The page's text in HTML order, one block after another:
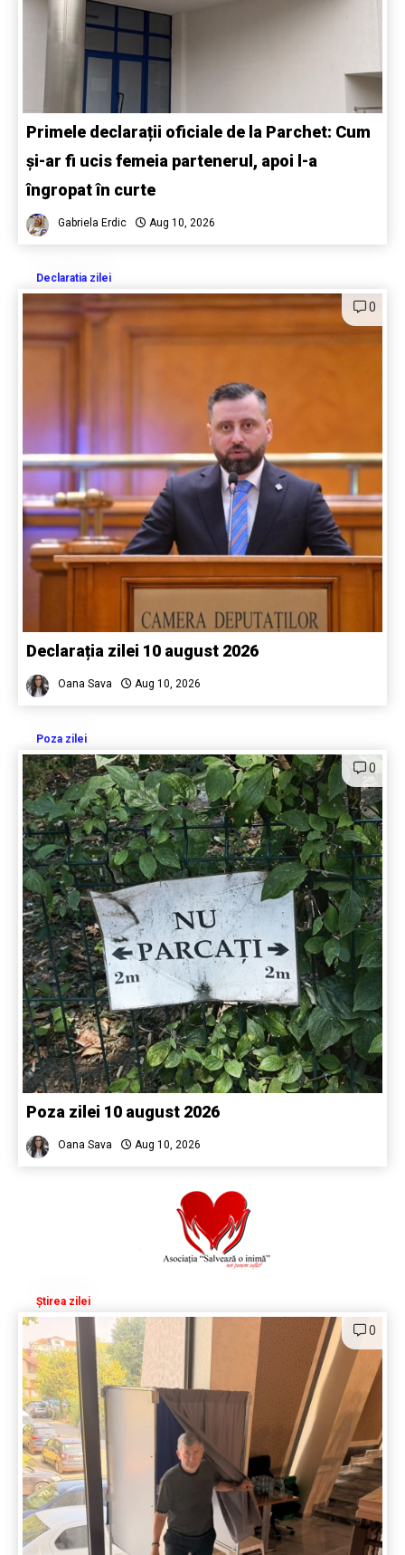
Primele declarații oficiale de la Parchet: Cum
și-ar fi ucis femeia partenerul, apoi l-a
îngropat în curte
Gabriela Erdic Aug 10, 2026
Declaratia zilei
0
Declarația zilei 10 august 2026
Oana Sava Aug 10, 2026
Poza zilei
0
Poza zilei 10 august 2026
Oana Sava Aug 10, 2026
Știrea zilei
0